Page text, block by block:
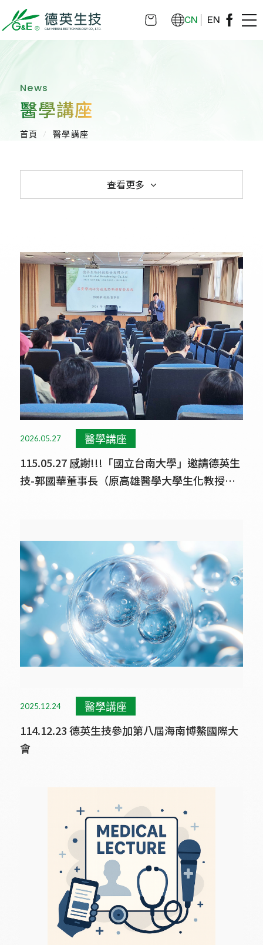
CN EN
News
醫學講座
首頁 醫學講座
查看更多
2026.05.27 醫學講座
115.05.27 感謝!!!「國立台南大學」邀請德英生
技-郭國華董事長（原高雄醫學大學生化教授）
2025.12.24 醫學講座
114.12.23 德英生技參加第八屆海南博鰲國際大
會